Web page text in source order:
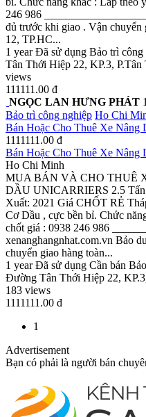
246 986
đủ trước khi giao . Vận chuyển
12, TP.HC...
1 year Đã sử dụng Bảo trì công
Tân Thới Hiệp 22, KP.3,
views
111111.00 đ
NGỌC LAN HƯNG PHÁT
Bảo trì công nghiệp Ho Chi
Bán Hoặc Cho Thuê Xe Nâng
1111111.00 đ
Bán Hoặc Cho Thuê Xe Nâng
Ho Chi Minh
MUA BÁN VÀ CHO THUÊ
DẦU UNICARRIERS 2.5 Tấn
Xuất: 2021 Giá CHỐT RẺ
Cơ Dầu , cực bền bỉ. Chức
chốt giá : 0938 246 986
xenanghangnhat.com.vn Bảo
chuyển giao hàng toàn...
1 year Đã sử dụng Cần bán
Đường Tân Thới Hiệp 22,
183 views
1111111.00 đ
1
Advertisement
Bạn có phải là người bán